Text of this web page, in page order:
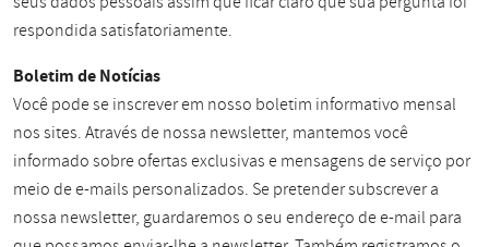
respondida satisfatoriamente.
Boletim de Notícias
Você pode se inscrever em nosso boletim informativo mensal
nos sites. Através de nossa newsletter, mantemos você
informado sobre ofertas exclusivas e mensagens de serviço por
meio de e-mails personalizados. Se pretender subscrever a
nossa newsletter, guardaremos o seu endereço de e-mail para